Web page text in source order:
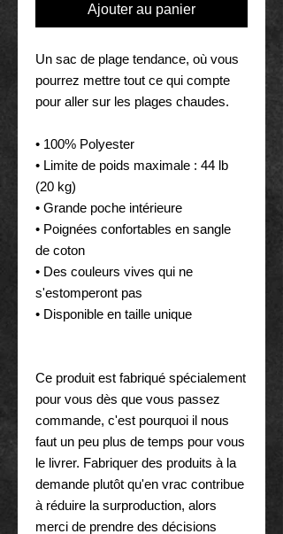
Ajouter au panier
Un sac de plage tendance, où vous
pourrez mettre tout ce qui compte
pour aller sur les plages chaudes.
• 100% Polyester
• Limite de poids maximale : 44 lb
(20 kg)
• Grande poche intérieure
• Poignées confortables en sangle
de coton
• Des couleurs vives qui ne
s'estomperont pas
• Disponible en taille unique
Ce produit est fabriqué spécialement
pour vous dès que vous passez
commande, c'est pourquoi il nous
faut un peu plus de temps pour vous
le livrer. Fabriquer des produits à la
demande plutôt qu'en vrac contribue
à réduire la surproduction, alors
merci de prendre des décisions